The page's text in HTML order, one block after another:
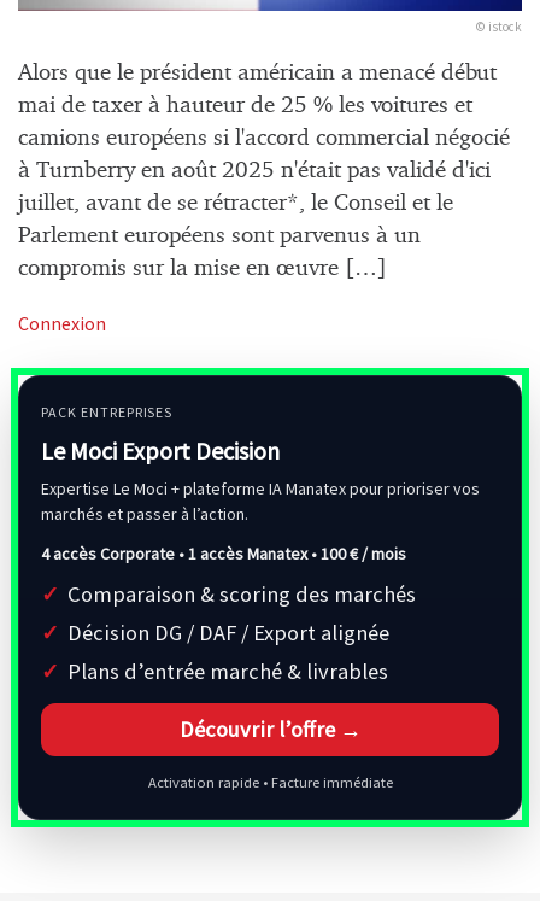
© istock
Alors que le président américain a menacé début
mai de taxer à hauteur de 25 % les voitures et
camions européens si l'accord commercial négocié
à Turnberry en août 2025 n'était pas validé d'ici
juillet, avant de se rétracter*, le Conseil et le
Parlement européens sont parvenus à un
compromis sur la mise en œuvre […]
Connexion
PACK ENTREPRISES
Le Moci Export Decision
Expertise Le Moci + plateforme IA Manatex pour prioriser vos
marchés et passer à l’action.
4 accès Corporate • 1 accès Manatex •100 € / mois
Comparaison & scoring des marchés
Décision DG / DAF / Export alignée
Plans d’entrée marché & livrables
Découvrir l’offre →
Activation rapide • Facture immédiate